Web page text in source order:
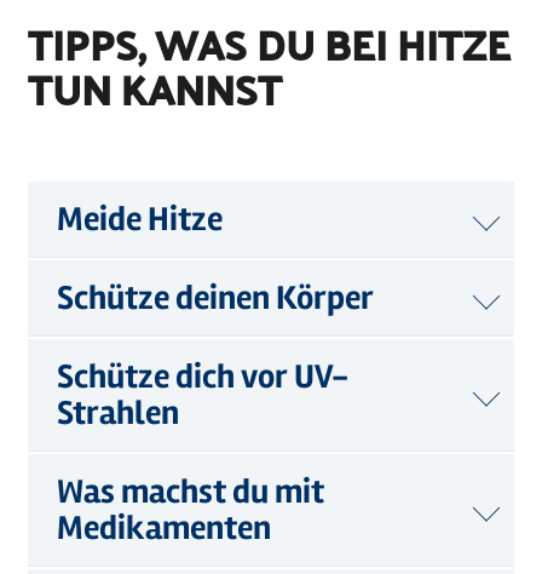
TIPPS, WAS DU BEI HITZE
TUN KANNST
Meide Hitze
Schütze deinen Körper
Schütze dich vor UV-
Strahlen
Was machst du mit
Medikamenten